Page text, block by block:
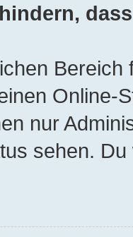
Online-
nur
sehen.